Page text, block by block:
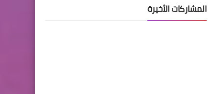
المشاركات الأخيرة